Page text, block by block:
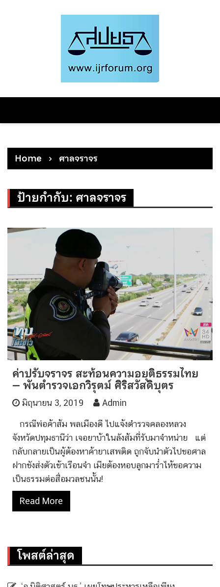
Home ศาลจราจร
ป้ายกำกับ: ศาลจราจร
ค่าปรับจราจร สะท้อนความอยุติธรรมไทย
– พันตำรวจเอกวิรุตม์ ศิริสวัสดิบุตร
มิถุนายน 3, 2019 Admin
กรณีพ่อค้าส้ม พลเมืองดี ไปแจ้งตำรวจคลองหลวง
จังหวัดปทุมธานีว่า เจอยาบ้าในลังส้มที่รับมาจำหน่าย แต่
กลับกลายเป็นผู้ต้องหาค้ายาเสพติด ถูกจับนำตัวไปขอศาล
ฝากขังส่งตัวเข้าเรือนจำ เมียต้องหอบลูกมาร่ำไห้ขอความ
เป็นธรรมต่อสื่อมวลชนนั้น!
Read More
โพสต์ล่าสุด